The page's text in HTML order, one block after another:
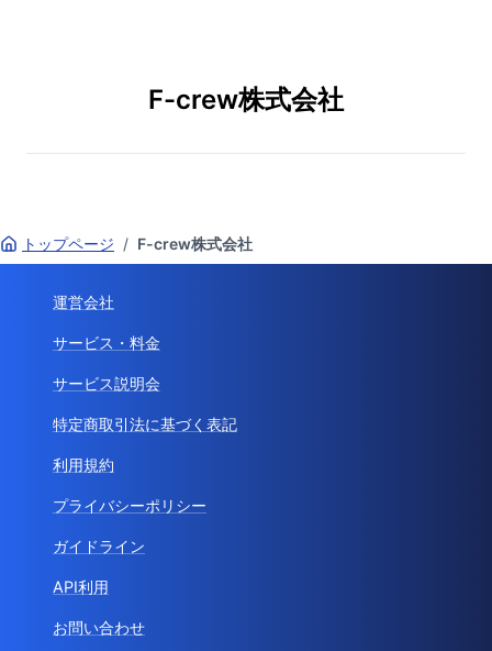
F-crew株式会社
トップページ / F-crew株式会社
運営会社
サービス・料金
サービス説明会
特定商取引法に基づく表記
利用規約
プライバシーポリシー
ガイドライン
API利用
お問い合わせ